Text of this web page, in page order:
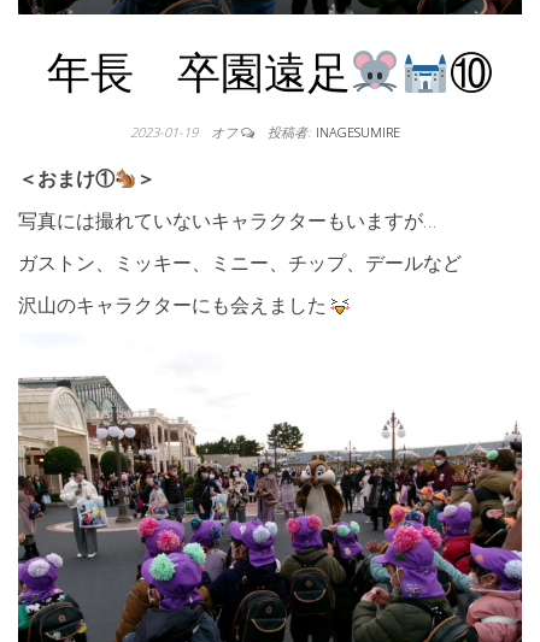
年長 卒園遠足 ⑩
2023-01-19 オフ 投稿者: INAGESUMIRE
＜おまけ①
＞
写真には撮れていないキャラクターもいますが…
ガストン、ミッキー、ミニー、チップ、デールなど
沢山のキャラクターにも会えました